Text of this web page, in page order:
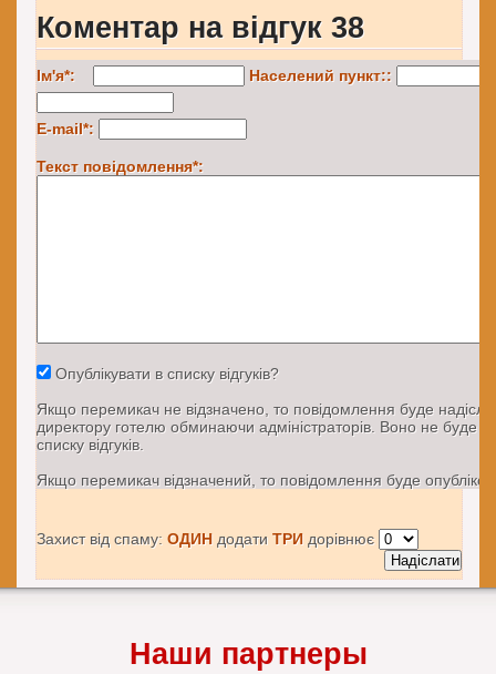
Коментар на відгук 38
Ім'я*: Населений пункт::
E-mail*:
Текст повідомлення*:
Опублікувати в списку відгуків?
Якщо перемикач не відзначено, то повідомлення буде
директору готелю обминаючи адміністраторів. Воно не буде
списку відгуків.
Якщо перемикач відзначений, то повідомлення буде
Захист від спаму: ОДИНдодати ТРИдорівнює
Наши партнеры